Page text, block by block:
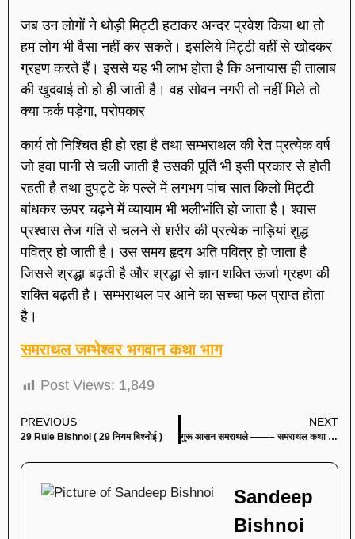
जब उन लोगों ने थोड़ी मिट्टी हटाकर अन्दर प्रवेश किया था तो
हम लोग भी वैसा नहीं कर सकते। इसलिये मिट्टी वहीं से खोदकर
ग्रहण करते हैं। इससे यह भी लाभ होता है कि अनायास ही तालाब
की खुदवाई तो हो ही जाती है। वह सोवन नगरी तो नहीं मिले तो
क्या फर्क पड़ेगा, परोपकार
कार्य तो निश्चित ही हो रहा है तथा सम्भराथल की रेत प्रत्येक वर्ष
जो हवा पानी से चली जाती है उसकी पूर्ति भी इसी प्रकार से होती
रहती है तथा दुपट्टे के पल्ले में लगभग पांच सात किलो मिट्टी
बांधकर ऊपर चढ़ने में व्यायाम भी भलीभांति हो जाता है। श्वास
प्रश्वास तेज गति से चलने से शरीर की प्रत्येक नाड़ियां शुद्ध
पवित्र हो जाती है। उस समय हृदय अति पवित्र हो जाता है
जिससे श्रद्धा बढ़ती है और श्रद्धा से ज्ञान शक्ति ऊर्जा ग्रहण की
शक्ति बढ़ती है। सम्भराथल पर आने का सच्चा फल प्राप्त होता
है।
समराथल जम्भेश्वर भगवान कथा भाग
Post Views: 1,849
PREVIOUS
29 Rule Bishnoi ( 29 नियम बिश्नोई )
NEXT
गुरू आसन समराथले ——– समराथल कथा भाग 11
Sandeep
Bishnoi